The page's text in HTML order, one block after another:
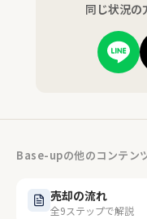
同じ状況の
Base-upの他のコンテン
売却の流れ
全9ステップで解説